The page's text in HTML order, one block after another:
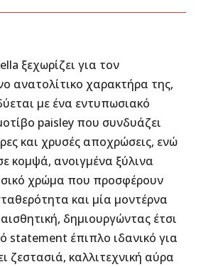
ξεχωρίζει για τον
ανατολίτικο χαρακτήρα της,
με ένα εντυπωσιακό
paisley που συνδυάζει
και χρυσές αποχρώσεις, ενώ
κομψά, ανοιγμένα ξύλινα
χρώμα που προσφέρουν
και μία μοντέρνα
δημιουργώντας έτσι
statement έπιπλο ιδανικό για
ζεστασιά, καλλιτεχνική αύρα